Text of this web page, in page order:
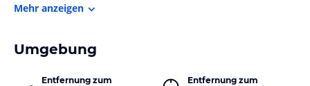
Mehr anzeigen
Umgebung
Entfernung zum
Entfernung zum